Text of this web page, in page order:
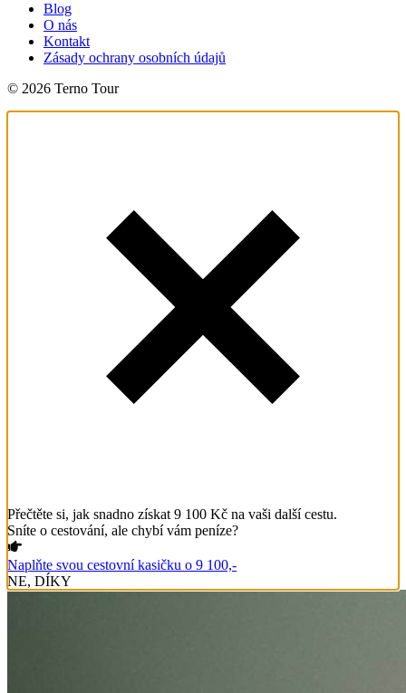
Blog
O nás
Kontakt
Zásady ochrany osobních údajů
© 2026 Terno Tour
Přečtěte si, jak snadno získat 9 100 Kč na vaši další cestu.
Sníte o cestování, ale chybí vám peníze?
Naplňte svou cestovní kasičku o 9 100,-
NE, DÍKY